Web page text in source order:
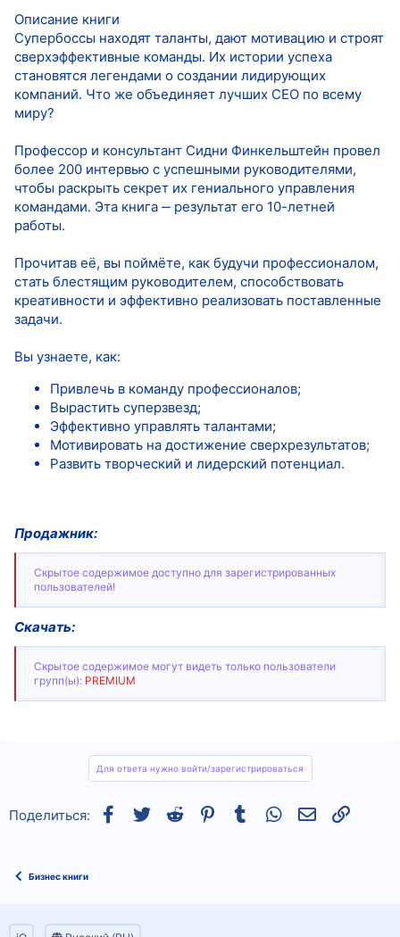
Описание книги
Супербоссы находят таланты, дают мотивацию и строят
сверхэффективные команды. Их истории успеха
становятся легендами о создании лидирующих
компаний. Что же объединяет лучших CEO по всему
миру?
Профессор и консультант Сидни Финкельштейн провел
более 200 интервью с успешными руководителями,
чтобы раскрыть секрет их гениального управления
командами. Эта книга ‒ результат его 10-летней
работы.
Прочитав её, вы поймёте, как будучи профессионалом,
стать блестящим руководителем, способствовать
креативности и эффективно реализовать поставленные
задачи.
Вы узнаете, как:
Привлечь в команду профессионалов;
Вырастить суперзвезд;
Эффективно управлять талантами;
Мотивировать на достижение сверхрезультатов;
Развить творческий и лидерский потенциал.
Продажник:
Скрытое содержимое доступно для зарегистрированных
пользователей!
Скачать:
Скрытое содержимое могут видеть только пользователи
групп(ы): PREMIUM
Для ответа нужно войти/зарегистрироваться
Поделиться: Facebook
TwitterReddit Pinterest
Tumblr WhatsAppСсылка
Бизнес книги